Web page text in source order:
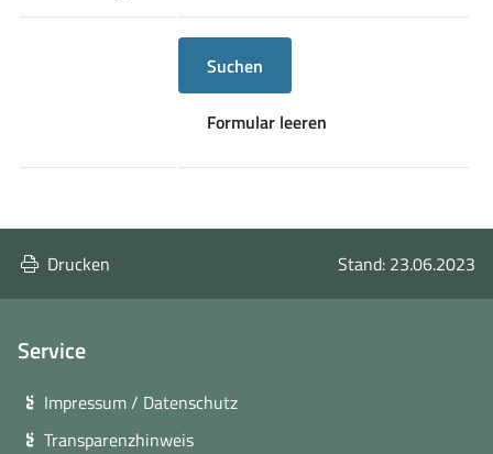
Formular leeren
Drucken Stand: 23.06.2023
Service
Impressum / Datenschutz
Transparenzhinweis